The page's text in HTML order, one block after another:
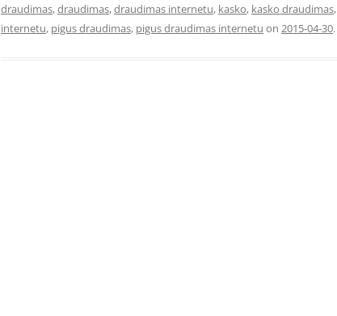
draudimas,draudimas,draudimas internetu, kasko, kasko draudimas,
internetu, pigus draudimas, pigus draudimas internetu on 2015-04-30.